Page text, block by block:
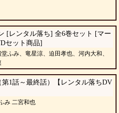
[レンタル落ち] 全6巻セット [マー
セット商品]
ふみ、竜星涼、迫田孝也、河内大和、
1話～最終話）【レンタル落ちDV
み 二宮和也